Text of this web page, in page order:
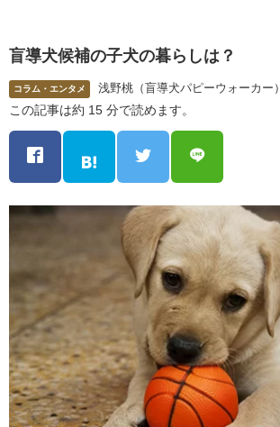
盲導犬候補の子犬の暮らしは？
コラム・エンタメ 浅野桃（盲導犬パピーウォーカー）
この記事は約 15 分で読めます。